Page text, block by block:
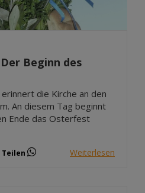
Beginn des
die Kirche an den
An diesem Tag beginnt
Ende das Osterfest
Teilen Weiterlesen